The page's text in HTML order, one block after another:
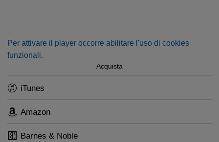
Per attivare il player occorre abilitare l'uso di cookies
funzionali.
Acquista
iTunes
Amazon
Barnes & Noble